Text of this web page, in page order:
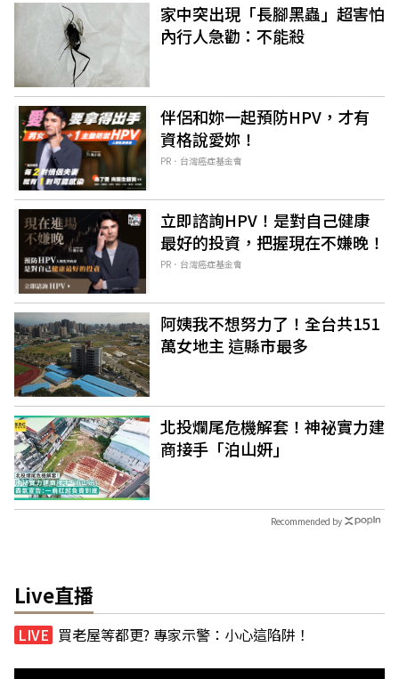
家中突出現「長腳黑蟲」超害怕
內行人急勸：不能殺
伴侶和妳一起預防HPV，才有
資格說愛妳！
PR．台灣癌症基金會
立即諮詢HPV！是對自己健康
最好的投資，把握現在不嫌晚！
PR．台灣癌症基金會
阿姨我不想努力了！全台共151
萬女地主 這縣市最多
北投爛尾危機解套！神祕實力建
商接手「泊山妍」
Recommended by
Live直播
買老屋等都更? 專家示警：小心這陷阱！